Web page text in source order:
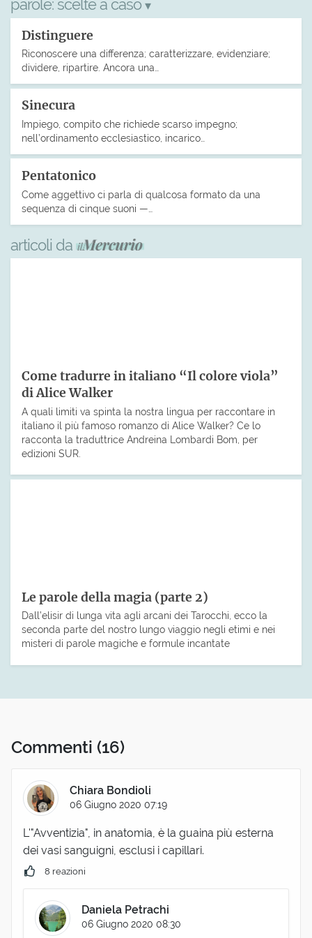
parole: scelte a caso ▾
Distinguere
Riconoscere una differenza; caratterizzare, evidenziare;
dividere, ripartire. Ancora una…
Sinecura
Impiego, compito che richiede scarso impegno;
nell’ordinamento ecclesiastico, incarico…
Pentatonico
Come aggettivo ci parla di qualcosa formato da una
sequenza di cinque suoni —…
articoli da
Come tradurre in italiano “Il colore viola”
di Alice Walker
A quali limiti va spinta la nostra lingua per raccontare in
italiano il più famoso romanzo di Alice Walker? Ce lo
racconta la traduttrice Andreina Lombardi Bom, per
edizioni SUR.
Le parole della magia (parte 2)
Dall’elisir di lunga vita agli arcani dei Tarocchi, ecco la
seconda parte del nostro lungo viaggio negli etimi e nei
misteri di parole magiche e formule incantate
Commenti (16)
Chiara Bondioli
06 Giugno 2020 07:19
L'"Avventizia", in anatomia, è la guaina più esterna
dei vasi sanguigni, esclusi i capillari.
8 reazioni
Daniela Petrachi
06 Giugno 2020 08:30